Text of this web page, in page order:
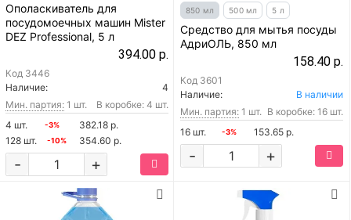
Ополаскиватель для
посудомоечных машин Mister
DEZ Professional, 5 л
394.00 р.
Код 3446
Наличие:
4
Мин. партия: 1 шт.
В коробке: 4 шт.
4 шт.
-3%
382.18 р.
128 шт.
-10% 354.60 р.
+
-
850 мл 500 мл 5 л
Средство для мытья посуды
АдриОЛЬ, 850 мл
158.40 р.
Код 3601
Наличие:
В наличии
Мин. партия: 1 шт. В коробке: 16 шт.
16 шт.
-3% 153.65 р.
+
-